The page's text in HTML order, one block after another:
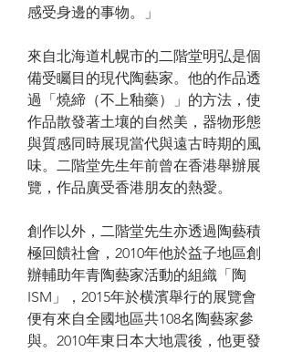
感受身邊的事物。」
來自北海道札幌市的二階堂明弘是個
備受矚目的現代陶藝家。他的作品透
過「燒締（不上釉藥）」的方法，使
作品散發著土壤的自然美，器物形態
與質感同時展現當代與遠古時期的風
味。二階堂先生年前曾在香港舉辦展
覽，作品廣受香港朋友的熱愛。
創作以外，二階堂先生亦透過陶藝積
極回饋社會，2010年他於益子地區創
辦輔助年青陶藝家活動的組織「陶
ISM」，2015年於横濱舉行的展覽會
便有來自全國地區共108名陶藝家參
與。2010年東日本大地震後，他更發